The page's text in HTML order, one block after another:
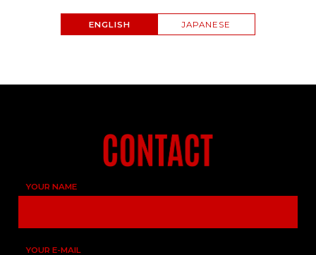
ENGLISH JAPANESE
YOUR NAME
YOUR E-MAIL